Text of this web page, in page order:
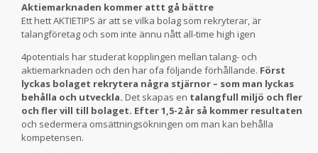
Aktiemarknaden kommer attt gå bättre
Ett hett AKTIETIPS är att se vilka bolag som rekryterar, är
talangföretag och som inte ännu nått all-time high igen
4potentials har studerat kopplingen mellan talang- och
aktiemarknaden och den har ofa följande förhållande. Först
lyckas bolaget rekrytera några stjärnor – som man lyckas
behålla och utveckla. Det skapas en talangfull miljö och fler
och fler vill till bolaget. Efter 1,5-2 år så kommer resultaten
och sedermera omsättningsökningen om man kan behålla
kompetensen.